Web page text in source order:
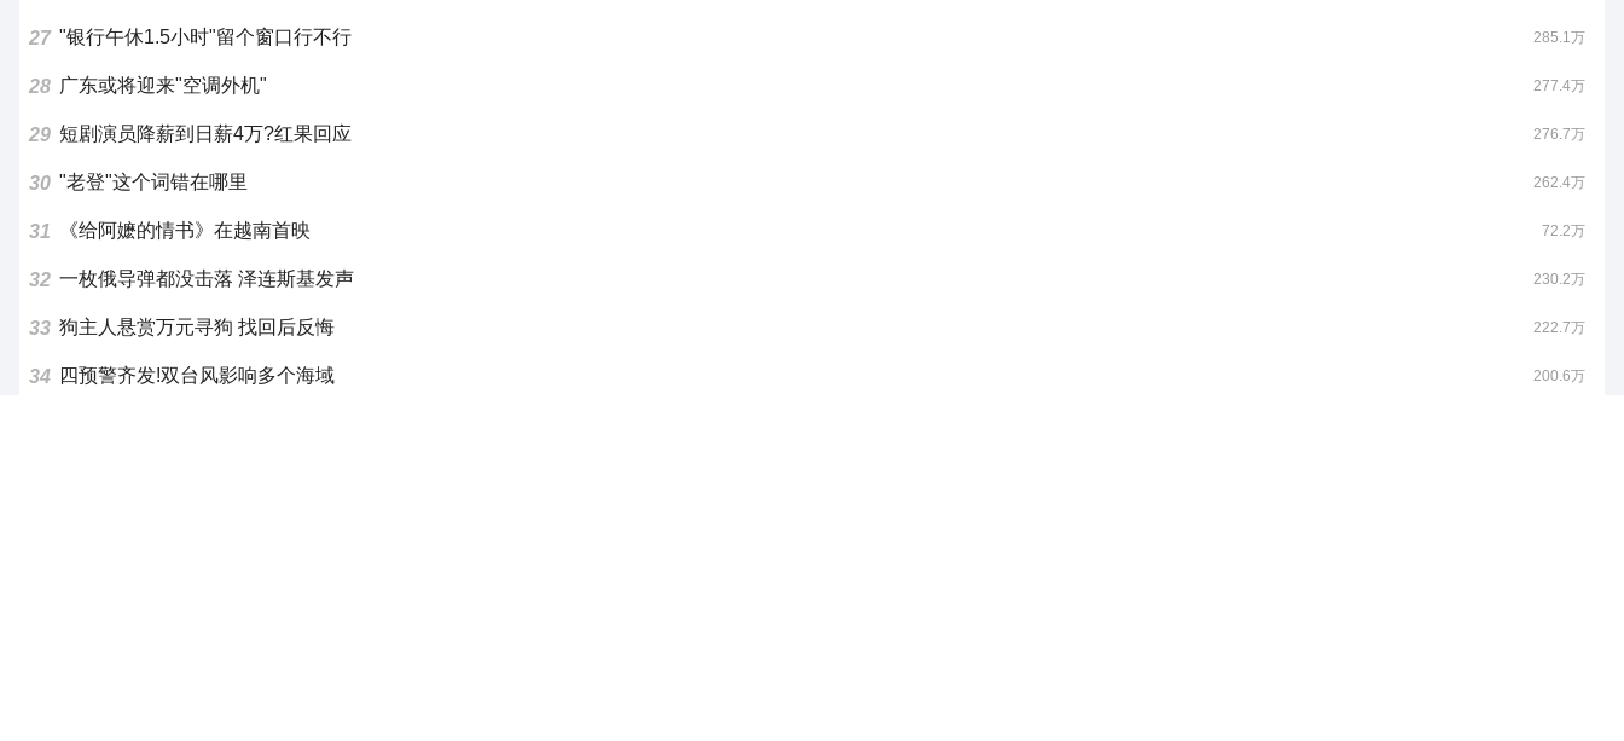
27 "银行午休1.5小时"留个窗口行不行 285.1万
28 广东或将迎来"空调外机" 277.4万
29 短剧演员降薪到日薪4万?红果回应 276.7万
30 "老登"这个词错在哪里 262.4万
31 《给阿嬷的情书》在越南首映 72.2万
32 一枚俄导弹都没击落 泽连斯基发声 230.2万
33 狗主人悬赏万元寻狗 找回后反悔 222.7万
34 四预警齐发!双台风影响多个海域 200.6万